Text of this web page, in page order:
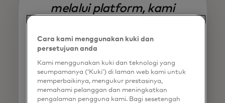
melalui platform, kami
solusi pembayaran masa kini,
sambil merangkul keunikan
setiap pasar.
Olivier Sery
Cara kami menggunakan kuki dan
persetujuan anda
Kami menggunakan kuki dan teknologi yang
seumpamanya (‘Kuki’) di laman web kami untuk
memperbaikinya, mengukur prestasinya,
memahami pelanggan dan meningkatkan
pengalaman pengguna kami. Bagi sesetengah